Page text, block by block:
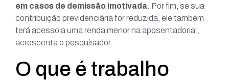
em casos de demissão imotivada. Por fim, se sua
contribuição previdenciária for reduzida, ele também
terá acesso a uma renda menor na aposentadoria”,
acrescenta o pesquisador.
O que é trabalho